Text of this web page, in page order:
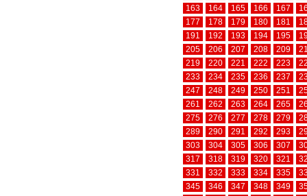
163
164 165 166 167
177
178 179 180 181
191
192 193 194 195
205
206 207 208 209
219
220 221 222 223
233
234 235 236 237
247
248 249 250 251
261
262 263 264 265
275
276 277 278 279
289
290 291 292 293
303
304 305 306 307
317
318 319 320 321
331
332 333 334 335
345
346 347 348 349